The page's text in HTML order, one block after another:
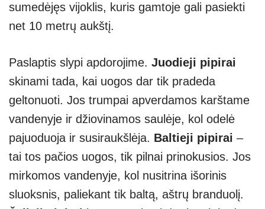
sumedėjęs vijoklis, kuris gamtoje gali pasiekti
net 10 metrų aukštį.
Paslaptis slypi apdorojime. Juodieji pipirai
skinami tada, kai uogos dar tik pradeda
geltonuoti. Jos trumpai apverdamos karštame
vandenyje ir džiovinamos saulėje, kol odelė
pajuoduoja ir susiraukšlėja. Baltieji pipirai –
tai tos pačios uogos, tik pilnai prinokusios. Jos
mirkomos vandenyje, kol nusitrina išorinis
sluoksnis, paliekant tik baltą, aštrų branduolį.